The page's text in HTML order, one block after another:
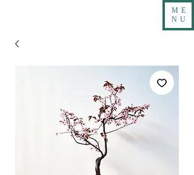
ME
NU